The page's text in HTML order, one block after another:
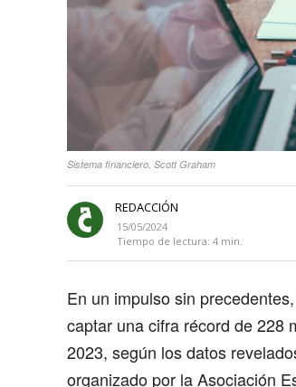
Sistema financiero, Scott Graham
REDACCIÓN
15/05/2024
Tiempo de lectura: 4 min.
En un impulso sin
captar una cifra récord de 228
2023, según los datos
organizado por la Asociación